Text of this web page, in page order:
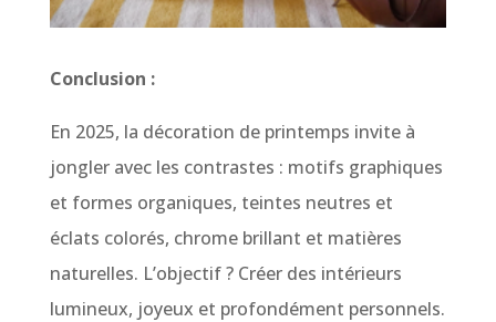
Conclusion :
En 2025, la décoration de printemps invite à
jongler avec les contrastes : motifs graphiques
et formes organiques, teintes neutres et
éclats colorés, chrome brillant et matières
naturelles. L’objectif ? Créer des intérieurs
lumineux, joyeux et profondément personnels.